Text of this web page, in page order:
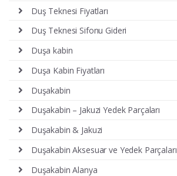
Duş Teknesi Fiyatları
Duş Teknesi Sifonu Gideri
Duşa kabin
Duşa Kabin Fiyatları
Duşakabin
Duşakabin – Jakuzi Yedek Parçaları
Duşakabin & Jakuzi
Duşakabin Aksesuar ve Yedek Parçaları
Duşakabin Alanya